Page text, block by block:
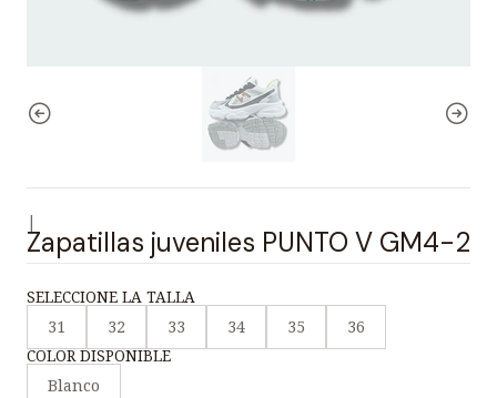
Zapatillas juveniles PUNTO V GM4-2
SELECCIONE LA TALLA
31
32 33 34 35
36
COLOR DISPONIBLE
Blanco